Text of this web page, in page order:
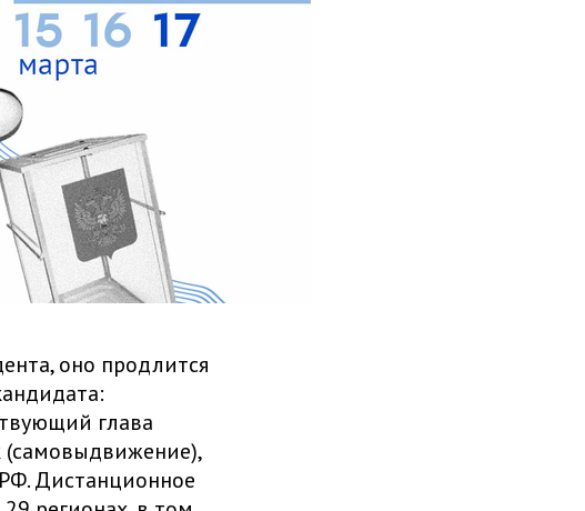
оно продлится
глава
(самовыдвижение),
Дистанционное